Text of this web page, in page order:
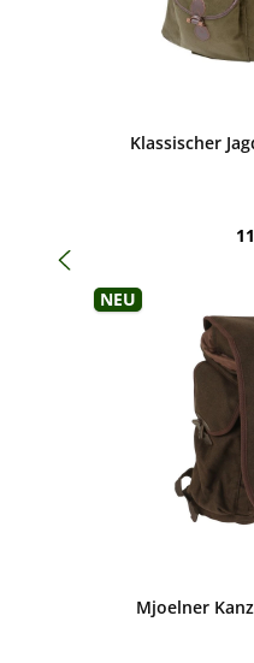
Klassischer
Neu
Mjoelner